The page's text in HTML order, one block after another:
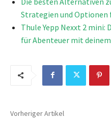
Strategien und Optionen
Thule Yepp Nexxt 2
für Abenteuer mit
Vorheriger Artikel